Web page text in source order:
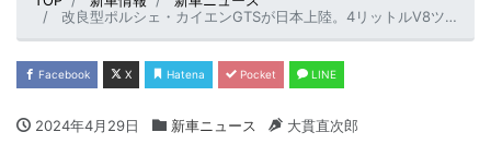
改良型ポルシェ・カイエンGTSが日本上陸。4リットルV8ツインターボエンジンは最高出力500psを発生
Facebook X Hatena Pocket LINE
2024年4月29日 新車ニュース 大貫直次郎